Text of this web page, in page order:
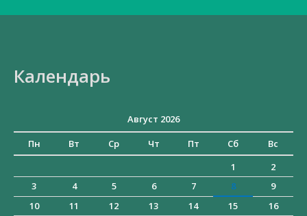
Календарь
Август 2026
Пн
Вт Ср Чт Пт Сб
Вс
1
2
3
4 5 6 7 8
9
10
11 12 13 14 15
16